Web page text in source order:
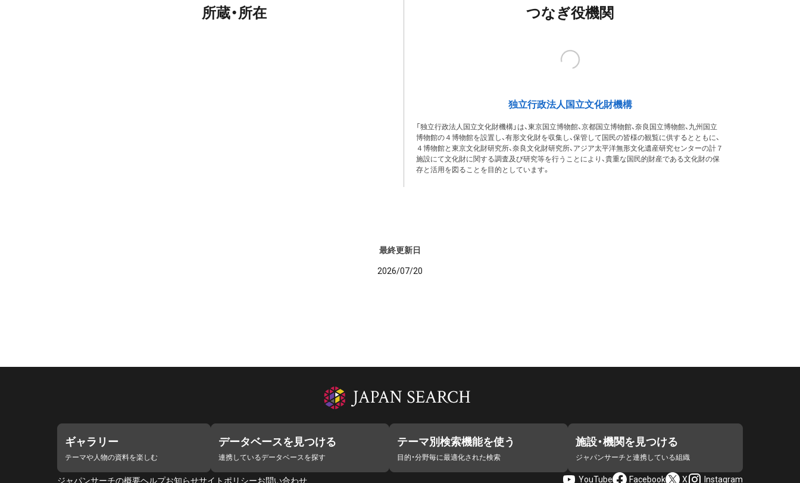
所蔵・所在 つなぎ役機関
独立行政法人国立文化財機構
「独立行政法人国立文化財機構」は、東京国立博物館、京都国立博物館、奈良国立博物館、九州国立
博物館の４博物館を設置し、有形文化財を収集し、保管して国民の皆様の観覧に供するとともに、
４博物館と東京文化財研究所、奈良文化財研究所、アジア太平洋無形文化遺産研究センターの計７
施設にて文化財に関する調査及び研究等を行うことにより、貴重な国民的財産である文化財の保
存と活用を図ることを目的としています。
最終更新日
2026/07/20
ギャラリー
テーマや人物の資料を楽しむ
データベースを見つける
連携しているデータベースを探す
テーマ別検索機能を使う
目的・分野毎に最適化された検索
施設・機関を見つける
ジャパンサーチと連携している組織
ジャパンサーチの概要ヘルプお知らせサイトポリシーお問い合わせ YouTube Facebook X Instagram